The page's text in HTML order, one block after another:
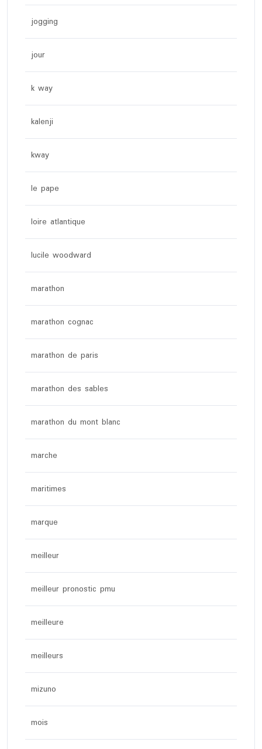
jogging
jour
k way
kalenji
kway
le pape
loire atlantique
lucile woodward
marathon
marathon cognac
marathon de paris
marathon des sables
marathon du mont blanc
marche
maritimes
marque
meilleur
meilleur pronostic pmu
meilleure
meilleurs
mizuno
mois